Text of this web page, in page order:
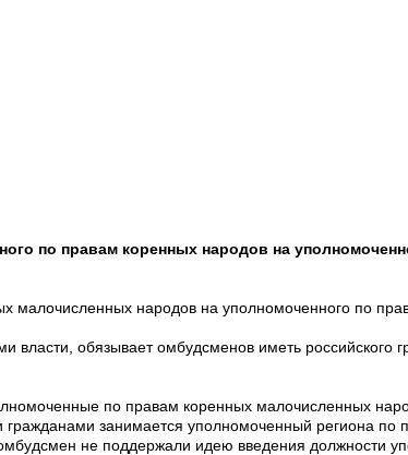
по правам коренных народов на
малочисленных народов на уполномоченного по
обязывает омбудсменов иметь российского
по правам коренных малочисленных
занимается уполномоченный региона по
не поддержали идею введения должности